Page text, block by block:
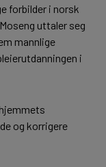
forbilder i norsk
uttaler seg
mannlige
i
og korrigere